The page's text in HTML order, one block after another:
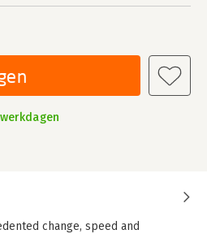
change, speed and